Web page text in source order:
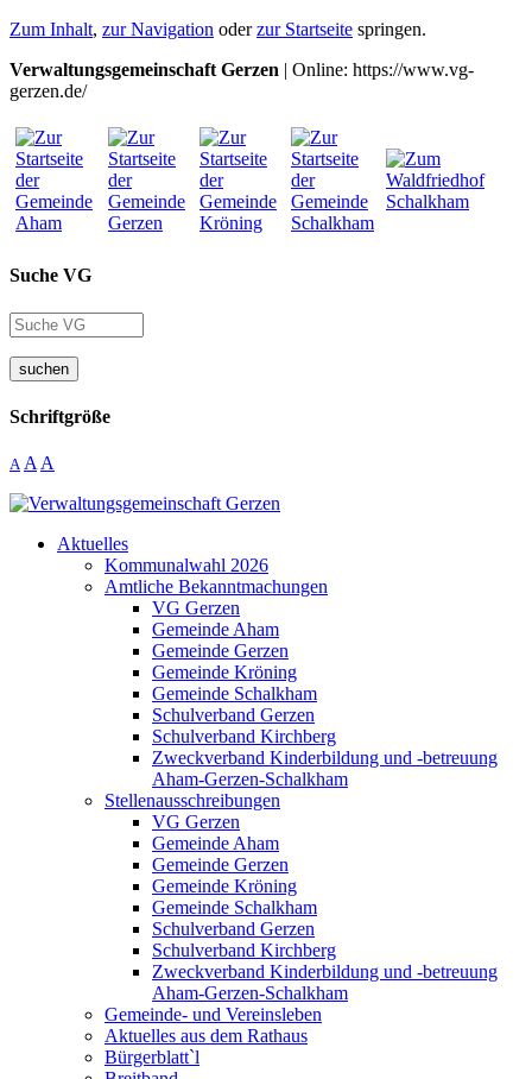
Zum Inhalt, zur Navigation oderzur Startseite springen.
Verwaltungsgemeinschaft Gerzen | Online: https://www.vg-
gerzen.de/
Suche VG
suchen
Schriftgröße
A A A
Aktuelles
Kommunalwahl 2026
Amtliche Bekanntmachungen
VG Gerzen
Gemeinde Aham
Gemeinde Gerzen
Gemeinde Kröning
Gemeinde Schalkham
Schulverband Gerzen
Schulverband Kirchberg
Zweckverband Kinderbildung und -betreuung
Aham-Gerzen-Schalkham
Stellenausschreibungen
VG Gerzen
Gemeinde Aham
Gemeinde Gerzen
Gemeinde Kröning
Gemeinde Schalkham
Schulverband Gerzen
Schulverband Kirchberg
Zweckverband Kinderbildung und -betreuung
Aham-Gerzen-Schalkham
Gemeinde- und Vereinsleben
Aktuelles aus dem Rathaus
Bürgerblatt`l